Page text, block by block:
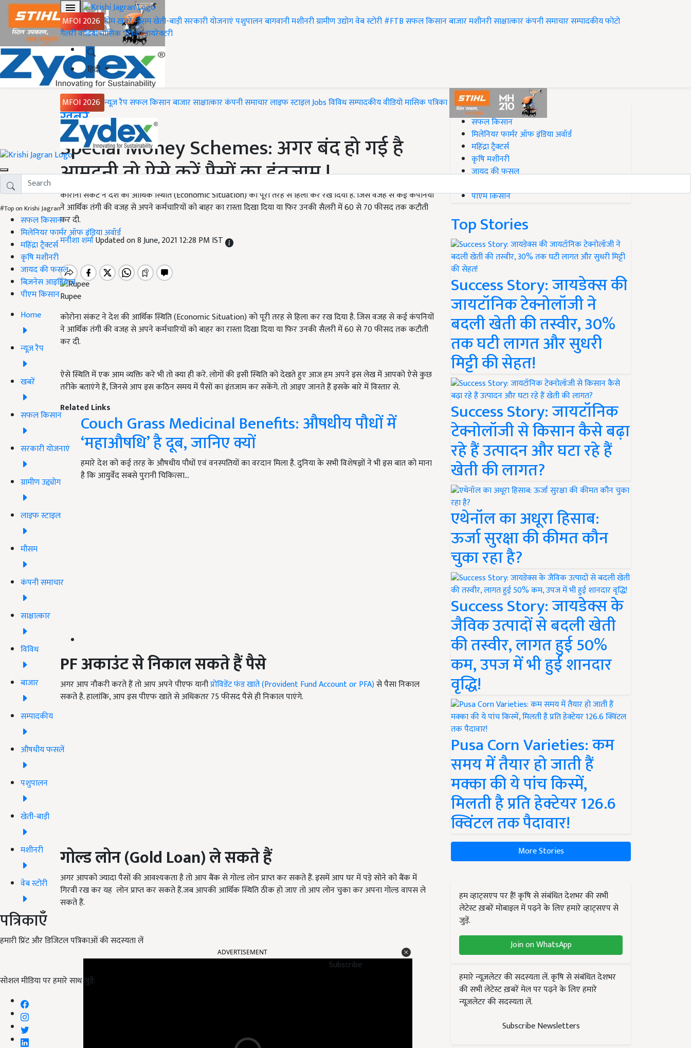
MFOI 2026 होमख़बरेंमौसमखेती-बाड़ीसरकारी योजनाएंपशुपालनबागवानीमशीनरीग्रामीण उद्योगवेब स्टोरी#FTBसफल किसानबाजारमशीनरीसाक्षात्कारकंपनी समाचारसम्पादकीयफोटो
गैलरीवीडियोमासिक पत्रिकाडायरेक्टरी
हिंदी
MFOI 2026 न्यूज़ रैपसफल किसानबाजारसाक्षात्कारकंपनी समाचारलाइफ स्टाइलJobsविविधसम्पादकीयवीडियोमासिक पत्रिका
#Top on Krishi Jagran
सफल किसान
मिलेनियर फार्मर ऑफ इंडिया अवॉर्ड
महिंद्रा ट्रैक्टर्स
कृषि मशीनरी
जायद की फसल
बिज़नेस आइडियाज
पीएम किसान
Home
न्यूज़ रैप
खबरें
सफल किसान
सरकारी योजनाएं
ग्रामीण उद्द्योग
लाइफ स्टाइल
मौसम
कंपनी समाचार
साक्षात्कार
विविध
बाजार
सम्पादकीय
औषधीय फसलें
पशुपालन
खेती-बाड़ी
मशीनरी
वेब स्टोरी
पत्रिकाएँ
हमारी प्रिंट और डिजिटल पत्रिकाओं की सदस्यता लें
Subscribe
सोशल मीडिया पर हमारे साथ जुड़ें:
Home
ख़बरें
Special Money Schemes: अगर बंद हो गई है
आमदनी तो ऐसे करें पैसों का इंतजाम !
कोरोना संकट ने देश की आर्थिक स्थिति (Economic Situation) को पूरी तरह से हिला कर रख दिया है. जिस वजह से कई कंपनियों
ने आर्थिक तंगी की वजह से अपने कर्मचारियों को बाहर का रास्ता दिखा दिया या फिर उनकी सैलरी में 60 से 70 फीसद तक कटौती
कर दी.
मनीशा शर्माUpdated on 8 June, 2021 12:28 PM IST
Rupee
कोरोना संकट ने देश की आर्थिक स्थिति (Economic Situation) को पूरी तरह से हिला कर रख दिया है. जिस वजह से कई कंपनियों
ने आर्थिक तंगी की वजह से अपने कर्मचारियों को बाहर का रास्ता दिखा दिया या फिर उनकी सैलरी में 60 से 70 फीसद तक कटौती
कर दी.
ऐसे स्थिति में एक आम व्यक्ति करे भी तो क्या ही करे. लोगों की इसी स्थिति को देखते हुए आज हम अपने इस लेख में आपको ऐसे कुछ
तरीके बताएंगे हैं, जिनसे आप इस कठिन समय में पैसों का इंतजाम कर सकेंगे. तो आइए जानते हैं इसके बारे में विस्तार से.
Related Links
Couch Grass Medicinal Benefits: औषधीय पौधों में
‘महाऔषधि’ है दूब, जानिए क्यों
हमारे देश को कई तरह के औषधीय पौधों एवं वनस्पतियों का वरदान मिला है. दुनिया के सभी विशेषज्ञों ने भी इस बात को माना
है कि आयुर्वेद सबसे पुरानी चिकित्सा…
PFअकाउंटसेनिकालसकतेहैंपैसे
अगर आप नौकरी करते हैं तो आप अपने पीएफ यानीप्रोविडेंट फंड खाते (Provident Fund Account or PFA)से पैसा निकाल
सकते है. हालांकि, आप इस पीएफ खाते से अधिकतर 75 फीसद पैसे ही निकाल पाएंगे.
गोल्डलोन(Gold Loan)लेसकतेहैं
अगर आपको ज्यादा पैसों की आवश्यकता है तो आप बैंक से गोल्ड लोन प्राप्त कर सकते हैं. इसमें आप घर में पड़े सोने को बैंक में
गिरवी रख कर यह लोन प्राप्त कर सकते हैं.जब आपकी आर्थिक स्थिति ठीक हो जाए तो आप लोन चुका कर अपना गोल्ड वापस ले
सकते हैं.
#Top on Krishi Jagran
सफल किसान
मिलेनियर फार्मर ऑफ इंडिया अवॉर्ड
महिंद्रा ट्रैक्टर्स
कृषि मशीनरी
जायद की फसल
पीएम किसान
Top Stories
Success Story: जायडेक्स की
जायटॉनिक टेक्नोलॉजी ने
बदली खेती की तस्वीर, 30%
तक घटी लागत और सुधरी
मिट्टी की सेहत!
Success Story: जायटॉनिक
टेक्नोलॉजी से किसान कैसे बढ़ा
रहे हैं उत्पादन और घटा रहे हैं
खेती की लागत?
एथेनॉल का अधूरा हिसाब:
ऊर्जा सुरक्षा की कीमत कौन
चुका रहा है?
Success Story: जायडेक्स के
जैविक उत्पादों से बदली खेती
की तस्वीर, लागत हुई 50%
कम, उपज में भी हुई शानदार
वृद्धि!
Pusa Corn Varieties: कम
समय में तैयार हो जाती हैं
मक्का की ये पांच किस्में,
मिलती है प्रति हेक्टेयर 126.6
क्विंटल तक पैदावार!
More Stories
हम व्हाट्सएप पर हैं! कृषि से संबंधित देशभर की सभी
लेटेस्ट ख़बरें मोबाइल में पढ़ने के लिए हमारे व्हाट्सएप से
जुड़ें.
Join on WhatsApp
हमारे न्यूज़लेटर की सदस्यता लें. कृषि से संबंधित देशभर
की सभी लेटेस्ट ख़बरें मेल पर पढ़ने के लिए हमारे
न्यूज़लेटर की सदस्यता लें.
Subscribe Newsletters